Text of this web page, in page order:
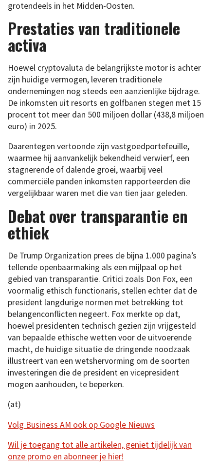
grotendeels in het Midden-Oosten.
Prestaties van traditionele
activa
Hoewel cryptovaluta de belangrijkste motor is achter
zijn huidige vermogen, leveren traditionele
ondernemingen nog steeds een aanzienlijke bijdrage.
De inkomsten uit resorts en golfbanen stegen met 15
procent tot meer dan 500 miljoen dollar (438,8 miljoen
euro) in 2025.
Daarentegen vertoonde zijn vastgoedportefeuille,
waarmee hij aanvankelijk bekendheid verwierf, een
stagnerende of dalende groei, waarbij veel
commerciële panden inkomsten rapporteerden die
vergelijkbaar waren met die van tien jaar geleden.
Debat over transparantie en
ethiek
De Trump Organization prees de bijna 1.000 pagina’s
tellende openbaarmaking als een mijlpaal op het
gebied van transparantie. Critici zoals Don Fox, een
voormalig ethisch functionaris, stellen echter dat de
president langdurige normen met betrekking tot
belangenconflicten negeert. Fox merkte op dat,
hoewel presidenten technisch gezien zijn vrijgesteld
van bepaalde ethische wetten voor de uitvoerende
macht, de huidige situatie de dringende noodzaak
illustreert van een wetshervorming om de soorten
investeringen die de president en vicepresident
mogen aanhouden, te beperken.
(at)
Volg Business AM ook op Google Nieuws
Wil je toegang tot alle artikelen, geniet tijdelijk van
onze promo en abonneer je hier!